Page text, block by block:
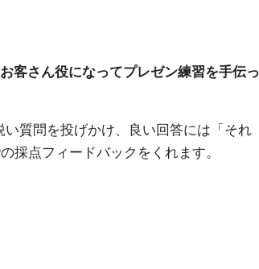
客さん役になってプレゼン練習を手伝っ
質問を投げかけ、良い回答には「それ
採点フィードバックをくれます。